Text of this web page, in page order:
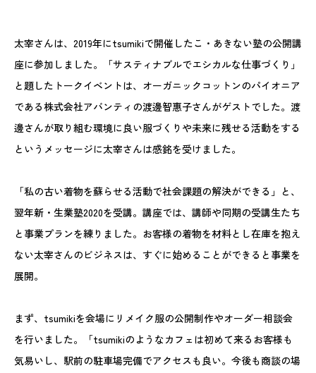
太宰さんは、2019年にtsumikiで開催したこ・あきない塾の公開講
座に参加しました。「サスティナブルでエシカルな仕事づくり」
と題したトークイベントは、オーガニックコットンのパイオニア
である株式会社アバンティの渡邊智惠子さんがゲストでした。渡
邊さんが取り組む環境に良い服づくりや未来に残せる活動をする
というメッセージに太宰さんは感銘を受けました。
「私の古い着物を蘇らせる活動で社会課題の解決ができる」と、
翌年新・生業塾2020を受講。講座では、講師や同期の受講生たち
と事業プランを練りました。お客様の着物を材料とし在庫を抱え
ない太宰さんのビジネスは、すぐに始めることができると事業を
展開。
まず、tsumikiを会場にリメイク服の公開制作やオーダー相談会
を行いました。「tsumikiのようなカフェは初めて来るお客様も
気易いし、駅前の駐車場完備でアクセスも良い。今後も商談の場